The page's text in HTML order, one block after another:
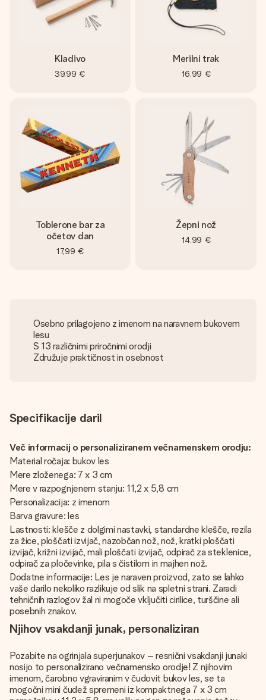
Kladivo
39,99 €
Merilni trak
16,99 €
Toblerone bar za
očetov dan
17,99 €
Žepni nož
14,99 €
Osebno prilagojeno z imenom na naravnem bukovem
lesu
S 13 različnimi priročnimi orodji
Združuje praktičnost in osebnost
Specifikacije daril
Več informacij o personaliziranem večnamenskem orodju:
Material ročaja: bukov les
Mere zloženega: 7 x 3 cm
Mere v razpognjenem stanju: 11,2 x 5,8 cm
Personalizacija: z imenom
Barva gravure: les
Lastnosti: klešče z dolgimi nastavki, standardne klešče, rezila
za žice, ploščati izvijač, nazobčan nož, nož, kratki ploščati
izvijač, križni izvijač, mali ploščati izvijač, odpirač za steklenice,
odpirač za pločevinke, pila s čistilom in majhen nož.
Dodatne informacije: Les je naraven proizvod, zato se lahko
vaše darilo nekoliko razlikuje od slik na spletni strani. Zaradi
tehničnih razlogov žal ni mogoče vključiti cirilice, turščine ali
posebnih znakov.
Njihov vsakdanji junak, personaliziran
Pozabite na ogrinjala superjunakov – resnični vsakdanji junaki
nosijo to personalizirano večnamensko orodje! Z njihovim
imenom, čarobno vgraviranim v čudovit bukov les, se ta
mogočni mini čudež spremeni iz kompaktnega 7 x 3 cm